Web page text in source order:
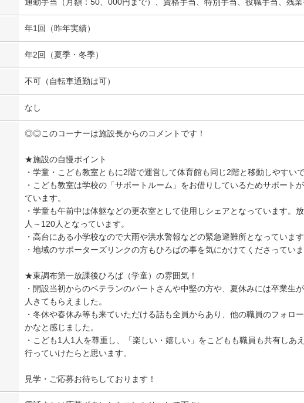
通勤手当（月額：50、000円まで）、資格手当、特別手当、役職手当、残
年1回（昨年実績）
年2回（夏季・冬季）
不可（自転車通勤は可）
なし
◎◎このコーナーは施設長からのコメントです！
★施設の自慢ポイント
・学童・こども教室ともに2階で運営して体育館も同じ2階と移動しやすい
・こども教室は学校の「サポートルーム」をお借りしているためサポート
ています。
・学童も午前中は体躯などの更衣室として使用しシェアとなっています。
人～120人となっています。
・高台にある小学校なので大雨や洪水警報などの緊急避難所となっていま
・地域のサポーターズリンクの方もひろばの事を気にかけてくださってい
★東調布第一放課後ひろば（学童）の雰囲気！
・開設当初からのベテランのパートさんや中堅の方や、夏休みには卒業生
人きてもらえました。
・冬休や春休み等も来ていただける話も全員からあり、他の職員のフォロ
かなと感じました。
・こども1人1人を尊重し、「楽しい・嬉しい」をこどもも職員も共有しあ
行っていけたらと思います。
見学・ご応募お待ちしております！